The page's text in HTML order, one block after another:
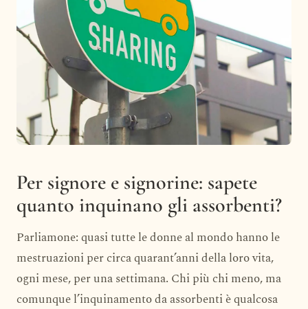
Per signore e signorine: sapete
quanto inquinano gli assorbenti?
Parliamone: quasi tutte le donne al mondo hanno le
mestruazioni per circa quarant’anni della loro vita,
ogni mese, per una settimana. Chi più chi meno, ma
comunque l’inquinamento da assorbenti è qualcosa